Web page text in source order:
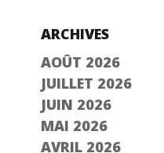
ARCHIVES
AOÛT 2026
JUILLET 2026
JUIN 2026
MAI 2026
AVRIL 2026